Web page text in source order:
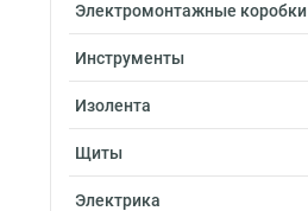
Электромонтажные коробки
Инструменты
Изолента
Щиты
Электрика